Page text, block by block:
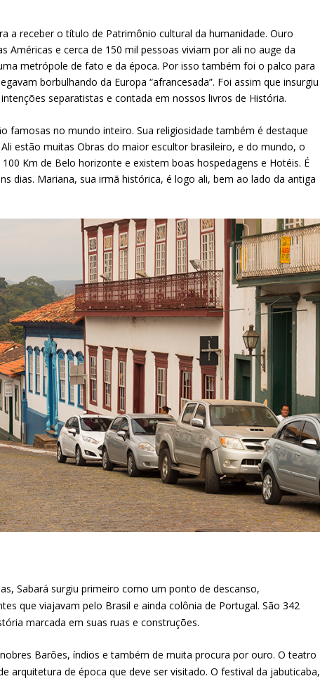
a receber o título de Patrimônio cultural da humanidade. Ouro
Américas e cerca de 150 mil pessoas viviam por ali no auge da
metrópole de fato e da época. Por isso também foi o palco para
borbulhando da Europa “afrancesada”. Foi assim que insurgiu
separatistas e contada em nossos livros de História.
famosas no mundo inteiro. Sua religiosidade também é destaque
estão muitas Obras do maior escultor brasileiro, e do mundo, o
Km de Belo horizonte e existem boas hospedagens e Hotéis. É
dias. Mariana, sua irmã histórica, é logo ali, bem ao lado da antiga
Sabará surgiu primeiro como um ponto de descanso,
que viajavam pelo Brasil e ainda colônia de Portugal. São 342
marcada em suas ruas e construções.
Barões, índios e também de muita procura por ouro. O teatro
arquitetura de época que deve ser visitado. O festival da jabuticaba,